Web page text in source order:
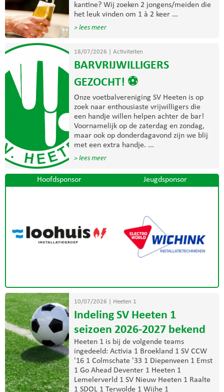
kantine? Wij zoeken 2 jongens/meiden die
het leuk vinden om 1 à 2 keer ...
> lees meer
18/07/2026 Activiteiten
BARVRIJWILLIGERS
GEZOCHT! ⚽
Onze voetbalvereniging SV Heeten is op
zoek naar enthousiaste vrijwilligers die
een handje willen helpen achter de bar!
Voornamelijk op de zaterdag en zondag,
maar ook op donderdagavond zijn we blij
met een extra handje. ...
> lees meer
Hoofdsponsor Jeugdsponsor
10/07/2026 Heeten 1
Indeling SV Heeten 1
seizoen 2026-2027 bekend
Heeten 1 is bij de volgende teams
ingedeeld: Activia 1 Broekland 1 SV CCW
'16 1 Colmschate '33 1 Diepenveen 1 Emst
1 Go Ahead Deventer 1 Heeten 1
Lemelerverld 1 SV Nieuw Heeten 1 Raalte
1 SDOL 1 Terwolde 1 Wijhe 1